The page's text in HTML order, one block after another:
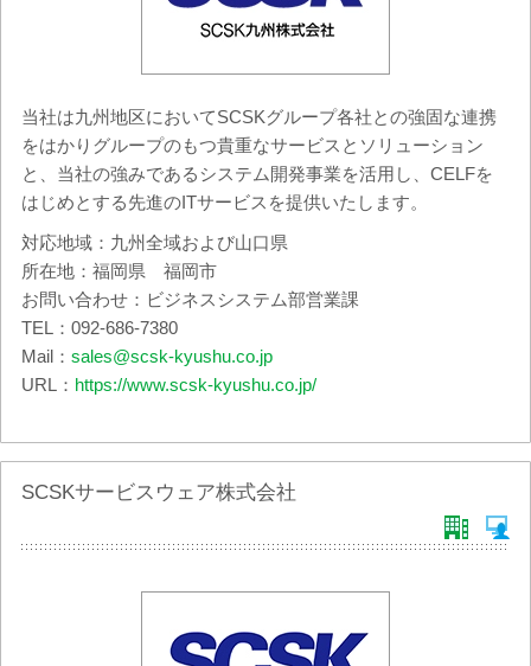
当社は九州地区においてSCSKグループ各社との強固な連携
をはかりグループのもつ貴重なサービスとソリューション
と、当社の強みであるシステム開発事業を活用し、CELFを
はじめとする先進のITサービスを提供いたします。
対応地域：九州全域および山口県
所在地：福岡県 福岡市
お問い合わせ：ビジネスシステム部営業課
TEL：092-686-7380
Mail： sales@scsk-kyushu.co.jp
URL： https://www.scsk-kyushu.co.jp/
SCSKサービスウェア株式会社